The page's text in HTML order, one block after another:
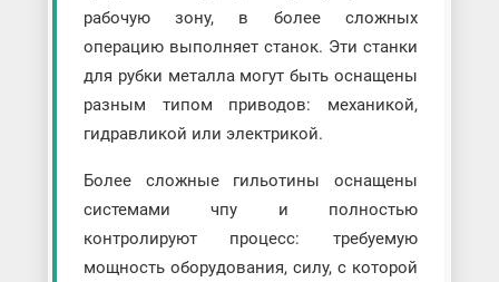
рабочую зону, в более сложных
операцию выполняет станок. Эти станки
для рубки металла могут быть оснащены
разным типом приводов: механикой,
гидравликой или электрикой.
Более сложные гильотины оснащены
системами чпу и полностью
контролируют процесс: требуемую
мощность оборудования, силу, с которой